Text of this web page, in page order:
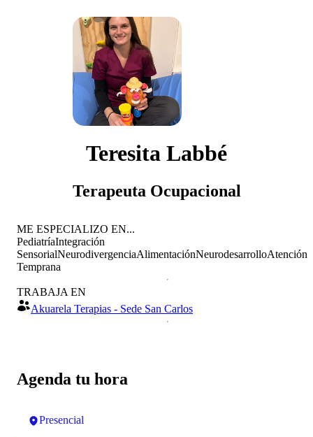
Teresita Labbé
Terapeuta Ocupacional
Agenda tu hora
Presencial
ME ESPECIALIZO EN...
PediatríaIntegración
SensorialNeurodivergenciaAlimentaciónNeurodesarrolloAtención
Temprana
TRABAJA EN
Akuarela Terapias - Sede San Carlos